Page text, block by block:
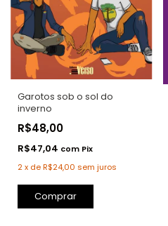
Garotos sob o sol do
inverno
R$48,00
R$47,04 com Pix
2x deR$24,00 sem juros